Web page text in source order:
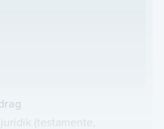
(testamente,